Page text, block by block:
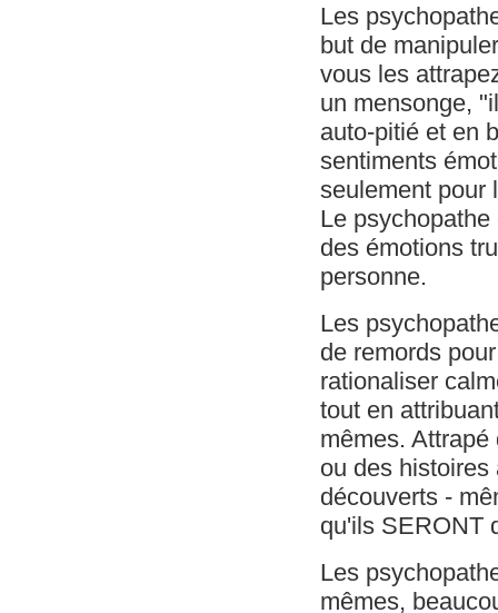
Les
but de
vous les
un mensonge,
auto-pitié et en
sentiments
seulement pour
Le
des émotions
personne.
Les
de remords
rationaliser
tout en
mêmes.
ou des histoires
découverts -
qu'ils SERONT
Les
mêmes,